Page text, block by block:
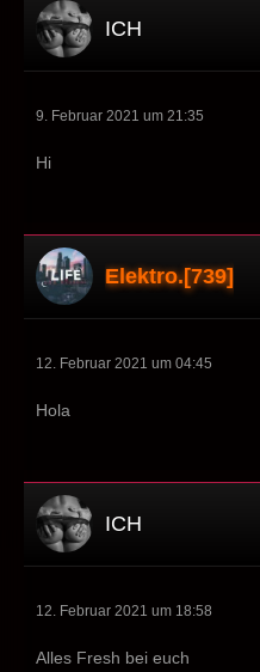
ICH
9. Februar 2021 um 21:35
Hi
Elektro.[739]
12. Februar 2021 um 04:45
Hola
ICH
12. Februar 2021 um 18:58
Alles Fresh bei euch